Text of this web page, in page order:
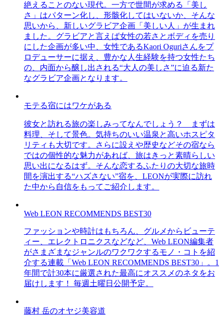
絶えることのない現代。一方で世間が求める「美し
さ」はパターン化し、形骸化してはいないか、そんな
思いから、新しいグラビア企画「美しい人」が生まれ
ました。グラビアと言えば女性の若さとボディを売り
にした企画が多い中、女性であるKaori Oguriさんをプ
ロデューサーに据え、豊かな人生経験を持つ女性たち
の、内面から醸し出される“大人の美しさ”に迫る新た
なグラビア企画となります。
モテる宿にはワケがある
彼女と訪れる旅の楽しみってなんでしょう？ まずは
料理、そして景色。気持ちのいい温泉と高いホスピタ
リティも大切です。さらに設えや歴史などその宿なら
ではの個性的な魅力があれば、旅はきっと素晴らしい
思い出になるはず。そんな恋するふたりの大切な旅時
間を演出する“ハズさない”宿を、LEONが実際に訪れ
た中から自信をもってご紹介します。
Web LEON RECOMMENDS BEST30
ファッションや時計はもちろん、グルメからビューテ
ィー、エレクトロニクスなどなど、Web LEON編集者
がさまざまなジャンルのワクワクするモノ・コトを紹
介する連載「Web LEON RECOMMENDS BEST30」。1
年間で計30本に厳選された最高にオススメのネタをお
届けします！ 毎週土曜日公開予定。
藤村 岳のオヤジ美容道